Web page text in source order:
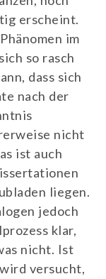
erscheint.
im
so rasch
dass sich
nach der
nicht
ist auch
liegen.
jedoch
klar,
nicht. Ist
versucht,